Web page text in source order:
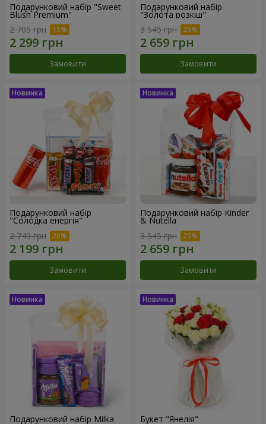
Подарунковий набір "Sweet
Blush Premium"
2 705 грн
Замовити
Подарунковий набір
"Золота розкіш"
3 545 грн
Замовити
Подарунковий набір
"Солодка енергія"
2 749 грн
Замовити
Подарунковий набір Kinder
& Nutella
3 545 грн
Замовити
Подарунковий набір Milka Букет "Янелія"